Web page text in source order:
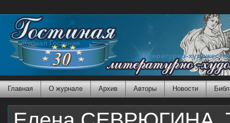
Журнал Гостиная
Литературно-
Главная О журнале Архив Авторы Новости